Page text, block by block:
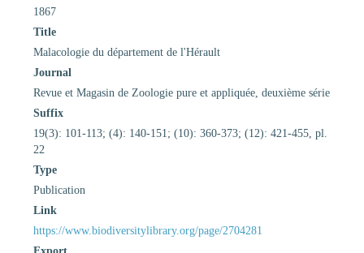
1867
Title
Malacologie du département de l'Hérault
Journal
Revue et Magasin de Zoologie pure et appliquée, deuxième série
Suffix
19(3): 101-113; (4): 140-151; (10): 360-373; (12): 421-455, pl.
22
Type
Publication
Link
https://www.biodiversitylibrary.org/page/2704281